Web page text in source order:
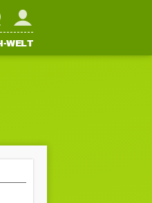
Mein FFH
WELT